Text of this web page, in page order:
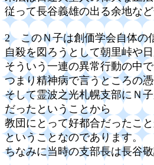
従って長谷義雄の出る余地な
2 このＮ子は創価学会自体の
自殺を図ろうとして朝里峠や
そういう一連の異常行動の中
つまり精神病で言うところの
そして霊波之光札幌支部にＮ
だったということから
教団にとって好都合だったこ
ということなのであります。
ちなみに当時の支部長は長谷